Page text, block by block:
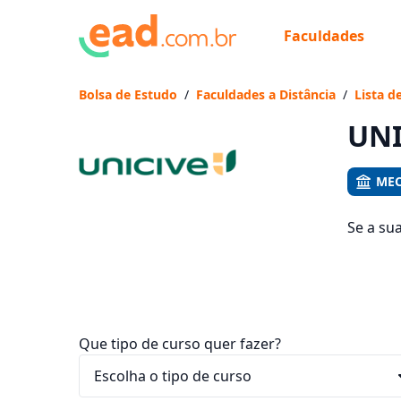
Faculdades
Bolsa de Estudo / Faculdades a Distância / Lista
Se a
Que tipo de curso quer fazer?